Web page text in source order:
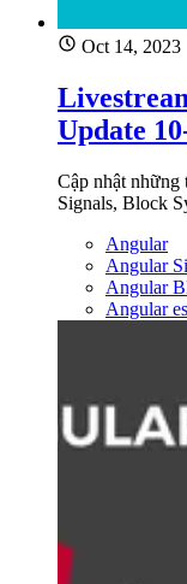
Oct 14, 2023
Update
Cập nhật những
Signals, Block
Angular
Angular
Angular
Angular